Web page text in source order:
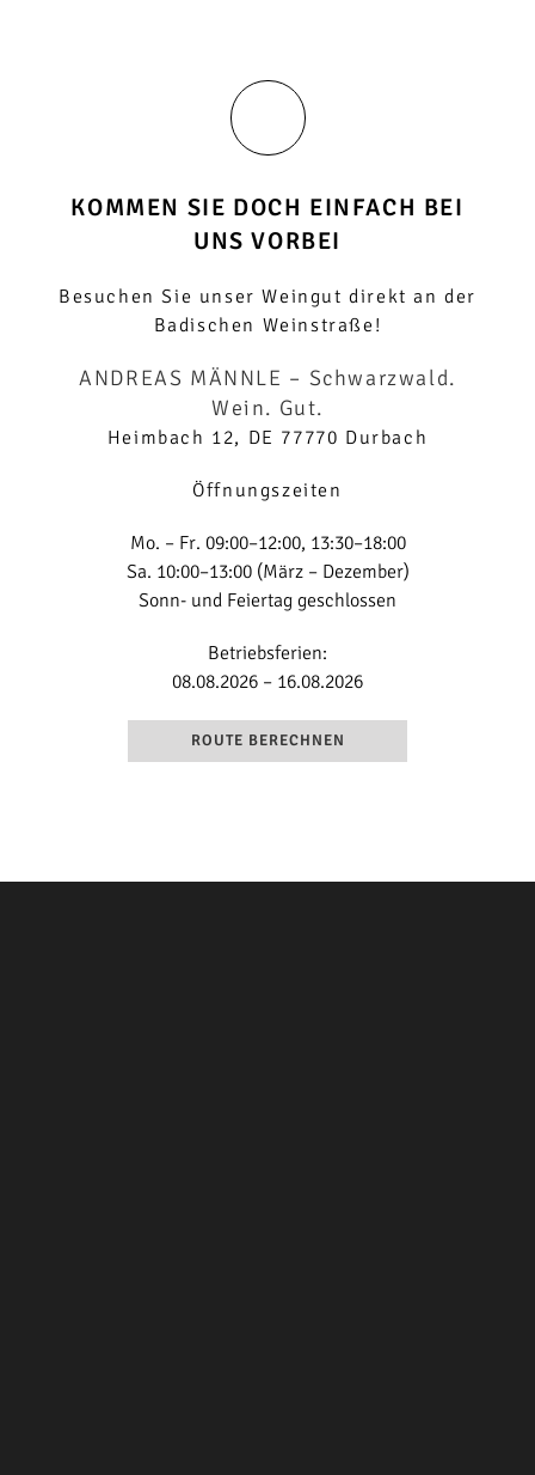
KOMMEN SIE DOCH EINFACH BEI
UNS VORBEI
Besuchen Sie unser Weingut direkt an der
Badischen Weinstraße!
ANDREAS MÄNNLE – Schwarzwald.
Wein. Gut.
Heimbach 12, DE 77770 Durbach
Öffnungszeiten
Mo. – Fr. 09:00–12:00, 13:30–18:00
Sa. 10:00–13:00 (März – Dezember)
Sonn- und Feiertag geschlossen
Betriebsferien:
08.08.2026 – 16.08.2026
ROUTE BERECHNEN